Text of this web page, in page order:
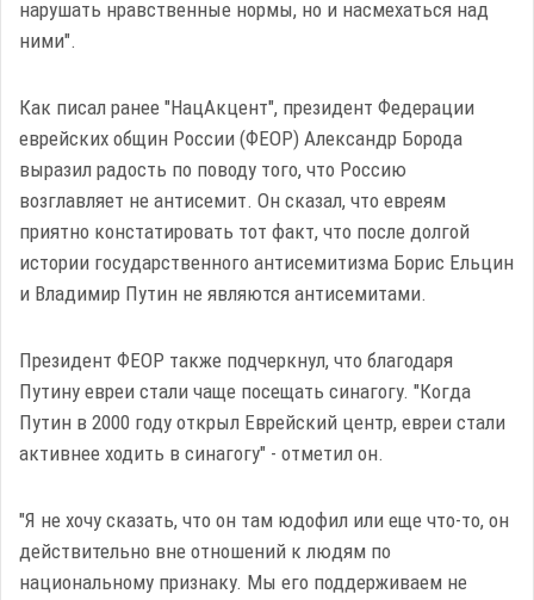
нарушать нравственные нормы, но и насмехаться над
ними".
Как писал ранее "НацАкцент", президент Федерации
еврейских общин России (ФЕОР) Александр Борода
выразил радость по поводу того, что Россию
возглавляет не антисемит. Он сказал, что евреям
приятно констатировать тот факт, что после долгой
истории государственного антисемитизма Борис Ельцин
и Владимир Путин не являются антисемитами.
Президент ФЕОР также подчеркнул, что благодаря
Путину евреи стали чаще посещать синагогу. "Когда
Путин в 2000 году открыл Еврейский центр, евреи стали
активнее ходить в синагогу" - отметил он.
"Я не хочу сказать, что он там юдофил или еще что-то, он
действительно вне отношений к людям по
национальному признаку. Мы его поддерживаем не